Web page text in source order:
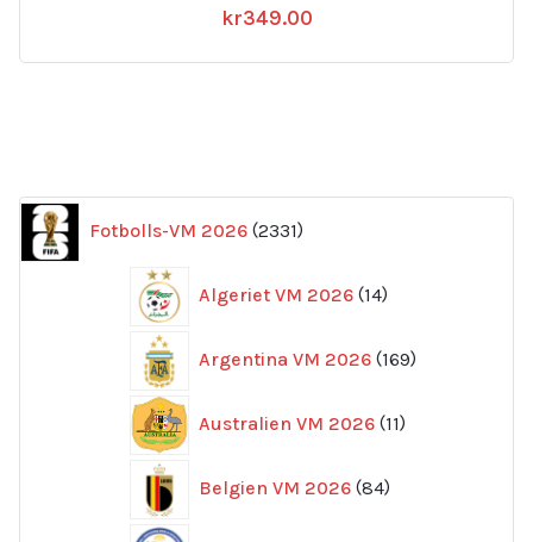
kr349.00
Fotbolls-VM 2026 2331
produkter
Algeriet VM 2026 14
produkter
Argentina VM 2026 169
produkter
Australien VM 2026 11
produkter
Belgien VM 2026 84
produkter